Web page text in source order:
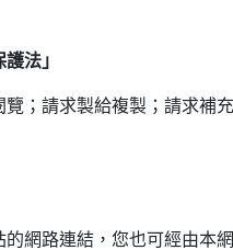
法」
；請求製給複製；請求補
網路連結，您也可經由本